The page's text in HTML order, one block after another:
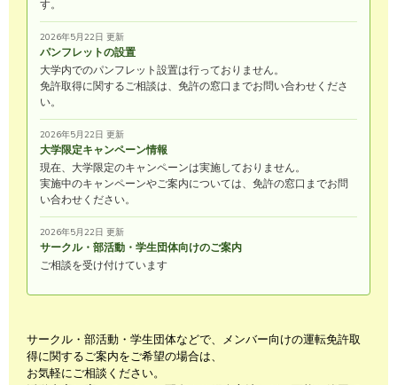
す。
2026年5月22日 更新
パンフレットの設置
大学内でのパンフレット設置は行っておりません。
免許取得に関するご相談は、免許の窓口までお問い合わせくださ
い。
2026年5月22日 更新
大学限定キャンペーン情報
現在、大学限定のキャンペーンは実施しておりません。
実施中のキャンペーンやご案内については、免許の窓口までお問
い合わせください。
2026年5月22日 更新
サークル・部活動・学生団体向けのご案内
ご相談を受け付けています
サークル・部活動・学生団体などで、メンバー向けの運転免許取
得に関するご案内をご希望の場合は、
お気軽にご相談ください。